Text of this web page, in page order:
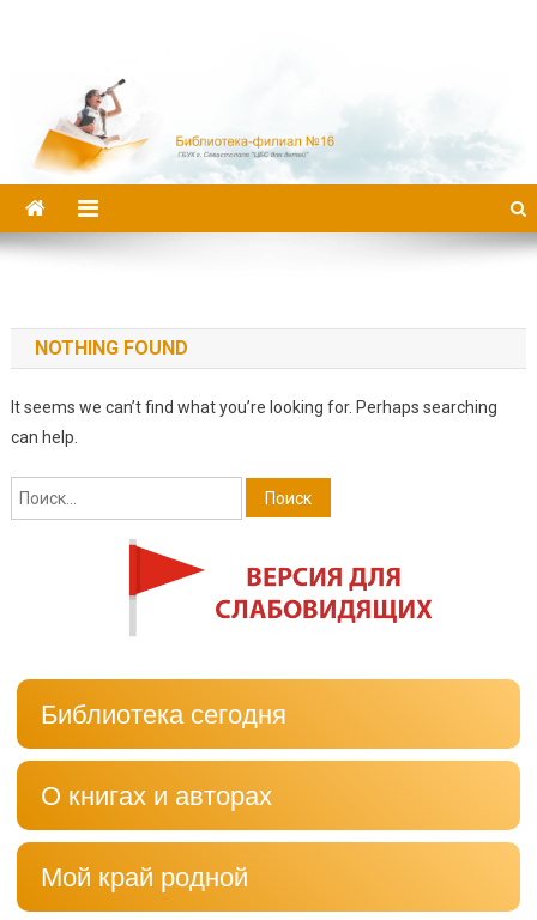
NOTHING FOUND
It seems we can’t find what you’re looking for. Perhaps searching
can help.
Найти:
Библиотека сегодня
О книгах и авторах
Мой край родной